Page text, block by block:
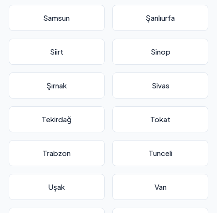
Samsun Şanlıurfa
Siirt Sinop
Şırnak Sivas
Tekirdağ Tokat
Trabzon Tunceli
Uşak Van